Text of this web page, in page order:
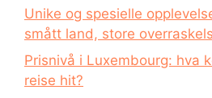
Unike og spesielle
smått land, store
Prisnivå i Luxembourg: hva
reise hit?